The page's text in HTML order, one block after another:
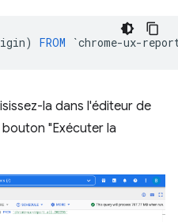
) FROM `chrome-ux-
la dans l'éditeur de
"Exécuter la